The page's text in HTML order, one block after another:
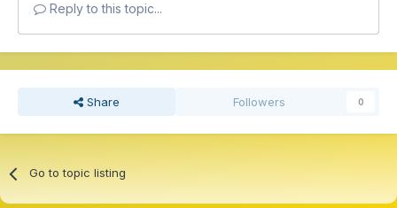
Reply to this topic...
Share Followers 0
Go to topic listing